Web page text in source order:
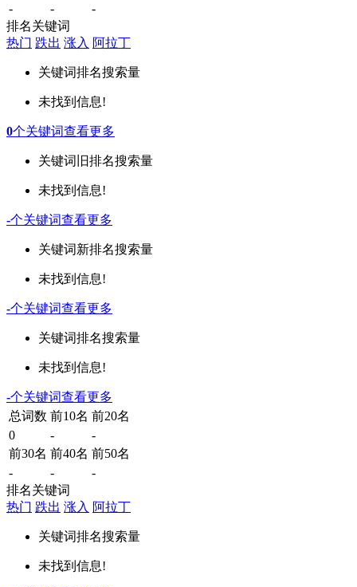
-
-
-
排名关键词
热门 跌出 涨入 阿拉丁
关键词排名搜索量
未找到信息!
0个关键词查看更多
关键词 旧排名搜索量
未找到信息!
-个关键词查看更多
关键词新排名搜索量
未找到信息!
-个关键词查看更多
关键词排名搜索量
未找到信息!
-个关键词查看更多
总词数 前10名 前20名
0
-
-
前30名 前40名 前50名
-
-
-
排名关键词
热门 跌出 涨入 阿拉丁
关键词排名搜索量
未找到信息!